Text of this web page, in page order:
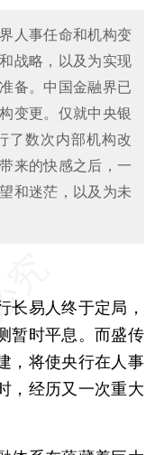
人事任命和机构变
战略，以及为实现
备。中国金融界已
变更。仅就中央银
了数次内部机构改
来的快感之后，一
和迷茫，以及为未
长易人终于定局，
暂时平息。而盛传
，将使央行在人事
，经历又一次重大